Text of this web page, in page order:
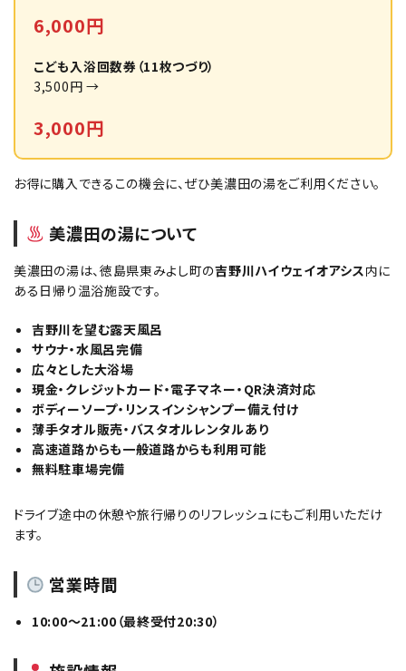
6,000円
こども入浴回数券（11枚つづり）
3,500円 →
3,000円
お得に購入できるこの機会に、ぜひ美濃田の湯をご利用ください。
美濃田の湯について
美濃田の湯は、徳島県東みよし町の吉野川ハイウェイオアシス内に
ある日帰り温浴施設です。
吉野川を望む露天風呂
サウナ・水風呂完備
広々とした大浴場
現金・クレジットカード・電子マネー・QR決済対応
ボディーソープ・リンスインシャンプー備え付け
薄手タオル販売・バスタオルレンタルあり
高速道路からも一般道路からも利用可能
無料駐車場完備
ドライブ途中の休憩や旅行帰りのリフレッシュにもご利用いただけ
ます。
営業時間
10:00～21:00（最終受付20:30）